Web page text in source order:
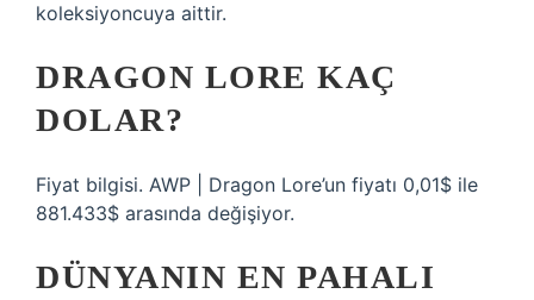
koleksiyoncuya aittir.
DRAGON LORE KAÇ
DOLAR?
Fiyat bilgisi. AWP | Dragon Lore’un fiyatı 0,01$ ile
881.433$ arasında değişiyor.
DÜNYANIN EN PAHALI